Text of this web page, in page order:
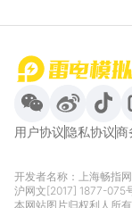
用户协议隐私协议商
开发者名称：上海畅指
沪网文[2017] 1877-075
本网站图片归权利人所
首页
微信
微博 抖音